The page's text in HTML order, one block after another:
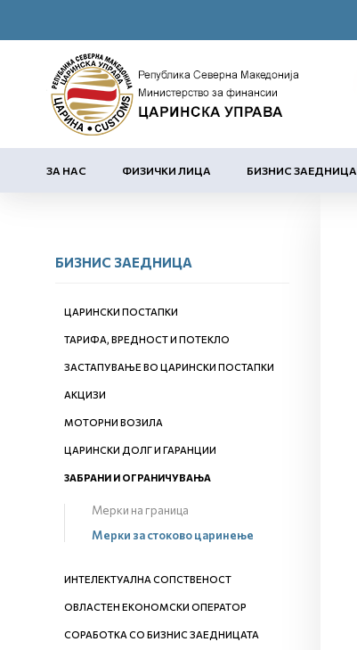
ЗА НАС ФИЗИЧКИ ЛИЦА БИЗНИС ЗАЕДНИЦА
БИЗНИС ЗАЕДНИЦА
ЦАРИНСКИ ПОСТАПКИ
ТАРИФА, ВРЕДНОСТ И ПОТЕКЛО
ЗАСТАПУВАЊЕ ВО ЦАРИНСКИ ПОСТАПКИ
АКЦИЗИ
МОТОРНИ ВОЗИЛА
ЦАРИНСКИ ДОЛГ И ГАРАНЦИИ
ЗАБРАНИ И ОГРАНИЧУВАЊА
Мерки на граница
Мерки за стоково царинење
ИНТЕЛЕКТУАЛНА СОПСТВЕНОСТ
ОВЛАСТЕН ЕКОНОМСКИ ОПЕРАТОР
СОРАБОТКА СО БИЗНИС ЗАЕДНИЦАТА